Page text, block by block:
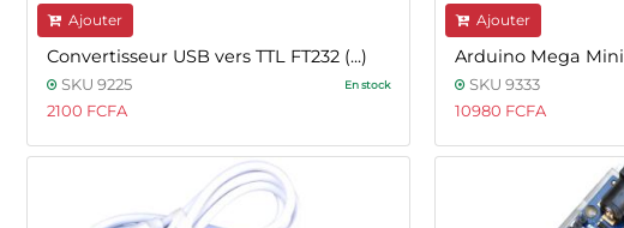
Ajouter
Convertisseur USB vers TTL FT232 (...)
SKU 9225 En stock
2100 FCFA
Ajouter
Arduino Mega Mini
SKU 9333
10980 FCFA